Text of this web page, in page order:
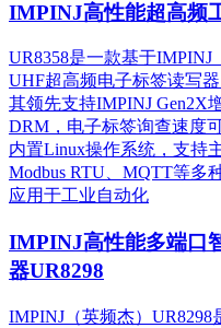
IMPINJ高性能超高频
UR8358是一款基于IMPINJ
UHF超高频电子标签读写
其领先支持IMPINJ Gen2X
DRM，电子标签询查速度
内置Linux操作系统，支持
Modbus RTU、MQTT等多
应用于工业自动化
IMPINJ高性能多端口
器UR8298
IMPINJ（英频杰）